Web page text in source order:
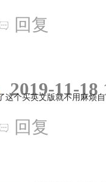
回复
2019-11-18
这个买英文版就不用麻烦
回复